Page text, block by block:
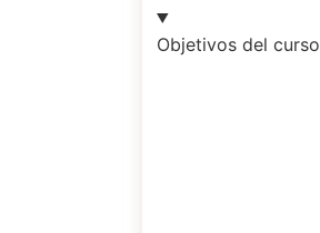
Objetivos del curso